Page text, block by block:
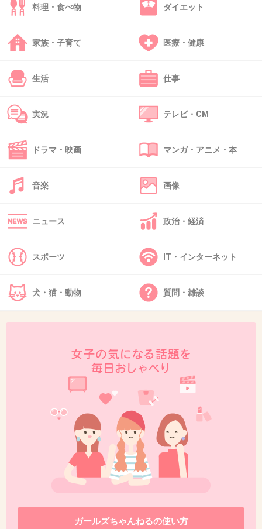
余計に嫌になった
43. 匿名 2015/06/27(土) 10:39:59
+12
前田敦子は映画がヒットしたからと言って有村
主演はマツケンだけどね
前田敦子はまだ連ドラでは結果だしてないし
満島がヒロインなら見た
満島ひかりに演技でも全く歯が立たないのに何
で前田敦子がヒロイン？
+130
+25
料理・食べ物 ダイエット
家族・子育て 医療・健康
生活 仕事
実況 テレビ・CM
ドラマ・映画 マンガ・アニメ・本
音楽 画像
ニュース 政治・経済
スポーツ IT・インターネット
犬・猫・動物 質問・雑談
ガールズちゃんねるの使い方